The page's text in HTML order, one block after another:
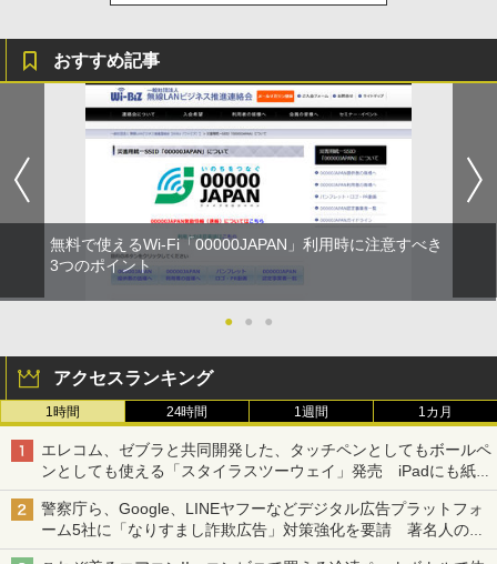
おすすめ記事
無料で使えるWi-Fi「00000JAPAN」利用時に注意すべき
3つのポイント
● ● ●
アクセスランキング
1時間 24時間 1週間 1カ月
エレコム、ゼブラと共同開発した、タッチペンとしてもボールペ
ンとしても使える「スタイラスツーウェイ」発売 iPadにも紙に
も、持ち替えずに書き込める
警察庁ら、Google、LINEヤフーなどデジタル広告プラットフォ
ーム5社に「なりすまし詐欺広告」対策強化を要請 著名人の写
真や映像を使った投資詐欺などへの対策として